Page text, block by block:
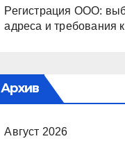
Регистрация ООО:
адреса и требования
Архив
Август 2026